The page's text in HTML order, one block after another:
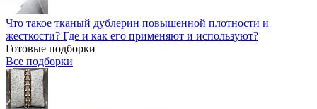
Что такое тканый дублерин повышенной плотности и
жесткости? Где и как его применяют и используют?
Готовые подборки
Все подборки